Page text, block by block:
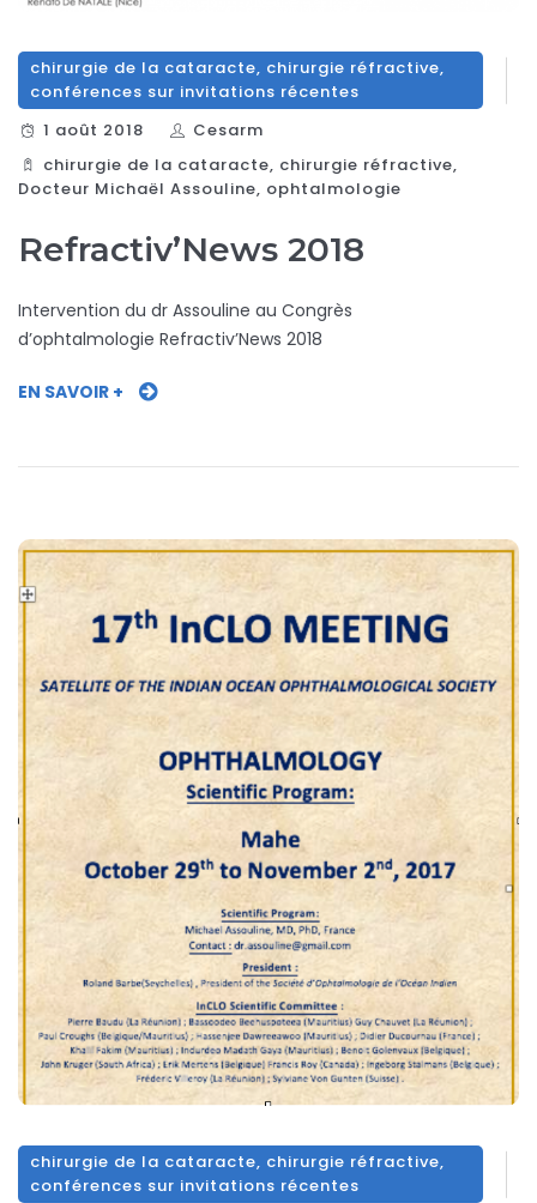
chirurgie de la cataracte, chirurgie réfractive,
conférences sur invitations récentes
1 août 2018
Cesarm
chirurgie de la cataracte, chirurgie réfractive,
Docteur Michaël Assouline, ophtalmologie
Refractiv’News 2018
Intervention du dr Assouline au Congrès
d’ophtalmologie Refractiv’News 2018
EN SAVOIR +
chirurgie de la cataracte, chirurgie réfractive,
conférences sur invitations récentes